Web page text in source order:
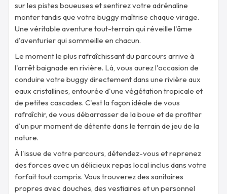
sur les pistes boueuses et sentirez votre adrénaline
monter tandis que votre buggy maîtrise chaque virage.
Une véritable aventure tout-terrain qui réveille l'âme
d'aventurier qui sommeille en chacun.
Le moment le plus rafraîchissant du parcours arrive à
l'arrêt baignade en rivière. Là, vous aurez l'occasion de
conduire votre buggy directement dans une rivière aux
eaux cristallines, entourée d'une végétation tropicale et
de petites cascades. C'est la façon idéale de vous
rafraîchir, de vous débarrasser de la boue et de profiter
d'un pur moment de détente dans le terrain de jeu de la
nature.
À l'issue de votre parcours, détendez-vous et reprenez
des forces avec un délicieux repas local inclus dans votre
forfait tout compris. Vous trouverez des sanitaires
propres avec douches, des vestiaires et un personnel